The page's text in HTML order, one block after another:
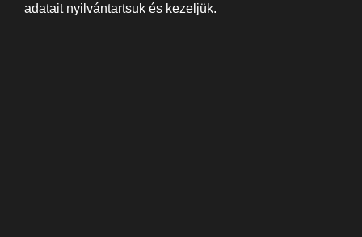
adatait nyilvántartsuk és kezeljük.